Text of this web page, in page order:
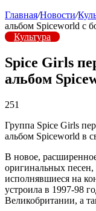
Главная/Новости/
альбом Spiceworld с
Культура
Spice Girls
альбом
251
Группа Spice Girls
альбом Spiceworld в
В новое,
оригинальных
исполнявшиеся на
устроила в 1997-98
Великобритании, а